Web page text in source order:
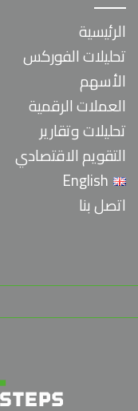
الرئيسية
تحليلات الفوركس
الأسهم
العملات الرقمية
تحليلات وتقارير
التقويم الاقتصادي
English
اتصل بنا